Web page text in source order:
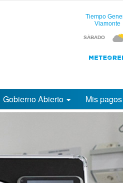
Gobierno Abierto Mis pagos